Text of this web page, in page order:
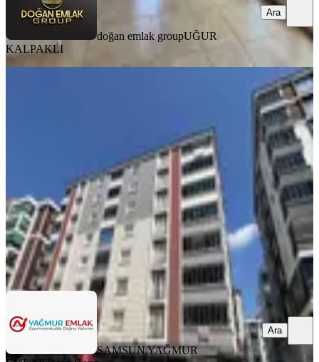
doğan emlak groupUĞUR
KALPAKLI
Ara
Yağmur Emlaktan Tekkeköy 655.
Caddeye Cephe 3+1 Kiralık Daire
135 m²·1. Kat·07.08.2026
22.000 ₺
SAMSUN YAĞMUR EMLAK İhsan Genç
Ara
SAMSUN YAĞMUR
Ara